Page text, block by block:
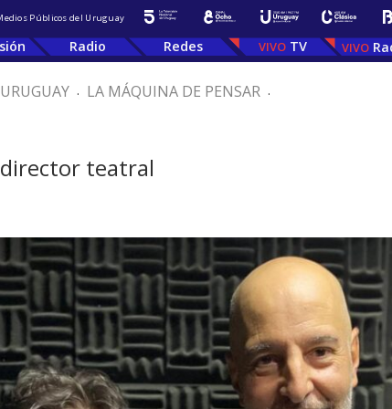
Públicos del Uruguay
Radio Redes TV
. LA MÁQUINA DE PENSAR .
teatral